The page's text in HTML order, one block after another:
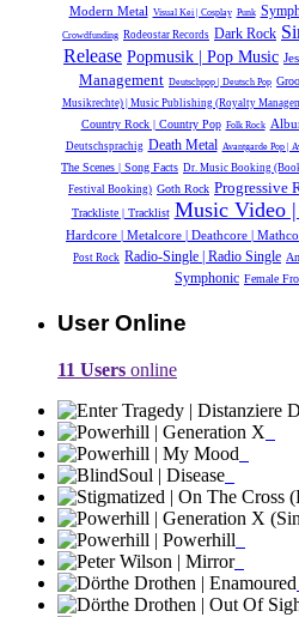
Modern Metal Visual Kei | Cosplay Punk
Crowdfunding Rodeostar Records Dark Rock
Release Popmusik | Pop Music
Management Deutschpop | Deutsch Pop
Musikrechte) | Music Publishing (Royalty
Country Rock | Country Pop Folk Rock
Deutschsprachig
Death Metal Avantgarde Pop |
The Scenes | Song Facts Dr. Music Booking
Festival Booking) Goth Rock Progressive
Trackliste | Tracklist Music Video
Hardcore | Metalcore | Deathcore |
Post Rock Radio-Single | Radio Single
Symphonic Female
User Online
11 Users online